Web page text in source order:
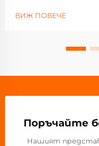
ВИЖ ПОВЕЧЕ
Поръчайте
Нашият